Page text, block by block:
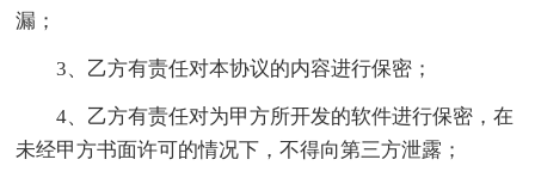
漏；
3、乙方有责任对本协议的内容进行保密；
4、乙方有责任对为甲方所开发的软件进行保密，在
未经甲方书面许可的情况下，不得向第三方泄露；